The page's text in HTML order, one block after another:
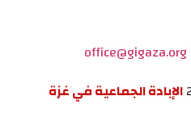
office@gigaza.org
الإبادة الجماعية في غزة